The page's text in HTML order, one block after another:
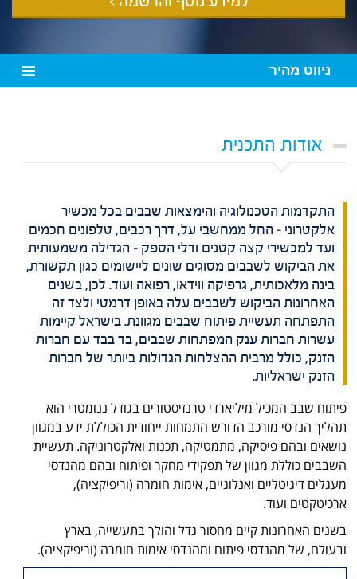
ניווט מהיר
אודות התכנית
התקדמות הטכנולוגיה והימצאות שבבים בכל מכשיר
אלקטרוני – החל ממחשבי על, דרך רכבים, טלפונים חכמים
ועד למכשירי קצה קטנים ודלי הספק – הגדילה משמעותית
את הביקוש לשבבים מסוגים שונים ליישומים כגון תקשורת,
בינה מלאכותית, גרפיקה ווידאו, רפואה ועוד. לכן, בשנים
האחרונות הביקוש לשבבים עלה באופן דרמטי ולצד זה
התפתחה תעשיית פיתוח שבבים מגוונת. בישראל קיימות
עשרות חברות ענק המפתחות שבבים, בד בבד עם חברות
הזנק, כולל מרבית ההצלחות הגדולות ביותר של חברות
הזנק ישראליות.
פיתוח שבב המכיל מיליארדי טרנזיסטורים בגודל ננומטרי הוא
תהליך הנדסי מורכב הדורש התמחות ייחודית הכוללת ידע במגוון
נושאים ובהם פיסיקה, מתמטיקה, תכנות ואלקטרוניקה. תעשיית
השבבים כוללת מגוון של תפקידי מחקר ופיתוח ובהם מהנדסי
מעגלים דיגיטליים ואנלוגיים, אימות חומרה (וריפיקציה),
ארכיטקטים ועוד.
בשנים האחרונות קיים מחסור גדל והולך בתעשייה, בארץ
ובעולם, של מהנדסי פיתוח ומהנדסי אימות חומרה (וריפיקציה).